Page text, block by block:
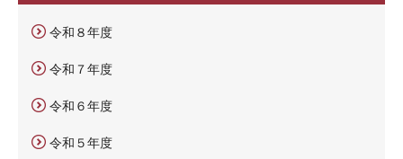
令和８年度
令和７年度
令和６年度
令和５年度